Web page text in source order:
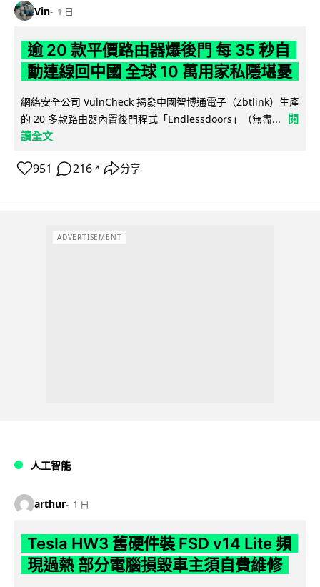
Vin 1 日
逾 20 款平價路由器爆後門 每 35 秒自
動連線回中國 全球 10 萬用家私隱堪憂
網絡安全公司 VulnCheck 揭發中國智博通電子（Zbtlink）生產
的 20 多款路由器內置後門程式「Endlessdoors」（無盡...
閱
讀全文
951 216 ↗ 分享
ADVERTISEMENT
人工智能
arthur 1 日
Tesla HW3 舊硬件裝 FSD v14 Lite 頻
現過熱 部分電腦損毀車主須自費維修